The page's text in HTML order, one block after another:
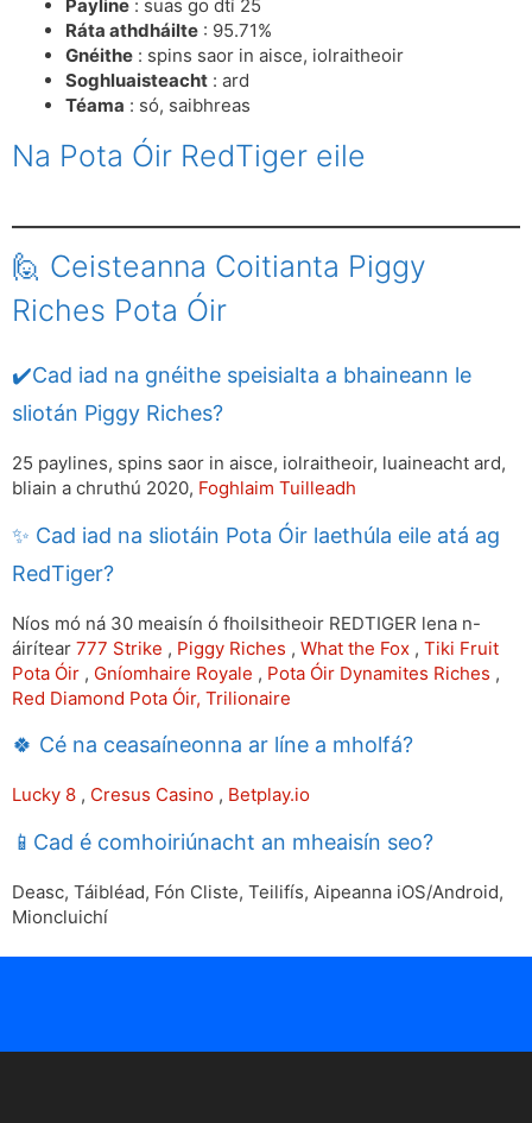
Payline : suas go dtí 25
Ráta athdháilte : 95.71%
Gnéithe : spins saor in aisce, iolraitheoir
Soghluaisteacht : ard
Téama : só, saibhreas
Na Pota Óir RedTiger eile
🙋 Ceisteanna Coitianta Piggy
Riches Pota Óir
✔️Cad iad na gnéithe speisialta a bhaineann le
sliotán Piggy Riches?
25 paylines, spins saor in aisce, iolraitheoir, luaineacht ard,
bliain a chruthú 2020, Foghlaim Tuilleadh
✨ Cad iad na sliotáin Pota Óir laethúla eile atá ag
RedTiger?
Níos mó ná 30 meaisín ó fhoilsitheoir REDTIGER lena n-
áirítear 777 Strike , Piggy Riches , What the Fox , Tiki Fruit
Pota Óir , Gníomhaire Royale , Pota Óir Dynamites Riches ,
Red Diamond Pota Óir, Trilionaire
🍀 Cé na ceasaíneonna ar líne a mholfá?
Lucky 8 , Cresus Casino , Betplay.io
📱Cad é comhoiriúnacht an mheaisín seo?
Deasc, Táibléad, Fón Cliste, Teilifís, Aipeanna iOS/Android,
Mioncluichí